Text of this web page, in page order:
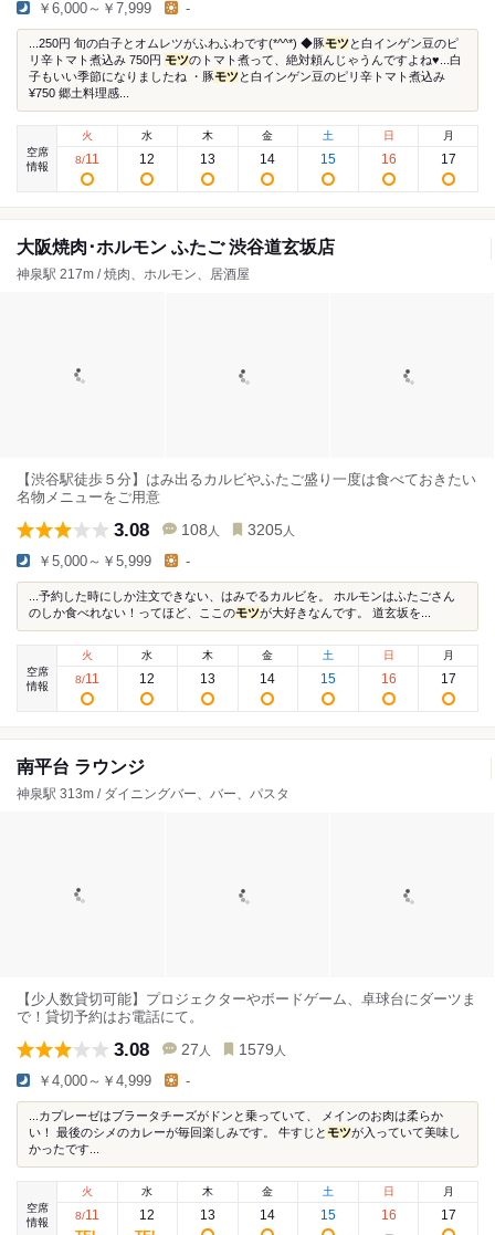
￥6,000～￥7,999 -
...250円 旬の白子とオムレツがふわふわです(*^^*) ◆豚モツと白インゲン豆のピ
リ辛トマト煮込み 750円 モツのトマト煮って、絶対頼んじゃうんですよね♥...白
子もいい季節になりましたね ・豚モツと白インゲン豆のピリ辛トマト煮込み
¥750 郷土料理感...
空席
情報
火
8/11
水
12
木
13
金
14
土
15
日
16
月
17
大阪焼肉･ホルモン ふたご 渋谷道玄坂店
神泉駅 217m / 焼肉、ホルモン、居酒屋
【渋谷駅徒歩５分】はみ出るカルビやふたご盛り一度は食べておきたい
名物メニューをご用意
3.08 108 人 3205 人
￥5,000～￥5,999 -
...予約した時にしか注文できない、はみでるカルビを。 ホルモンはふたごさん
のしか食べれない！ってほど、ここのモツが大好きなんです。 道玄坂を...
空席
情報
火
8/11
水
12
木
13
金
14
土
15
日
16
月
17
南平台 ラウンジ
神泉駅 313m / ダイニングバー、バー、パスタ
【少人数貸切可能】プロジェクターやボードゲーム、卓球台にダーツま
で！貸切予約はお電話にて。
3.08 27 人 1579 人
￥4,000～￥4,999 -
...カプレーゼはブラータチーズがドンと乗っていて、 メインのお肉は柔らか
い！ 最後のシメのカレーが毎回楽しみです。 牛すじとモツが入っていて美味し
かったです...
空席
情報
火
8/11
水
12
木
13
金
14
土
15
日
16
月
17